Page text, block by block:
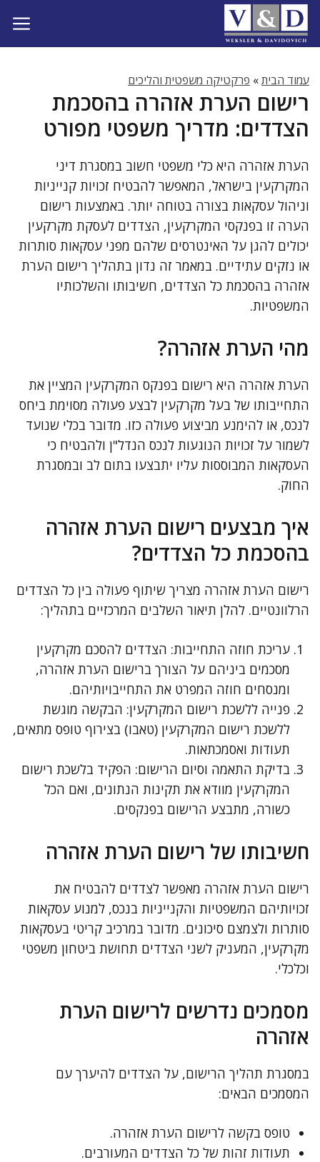
לדלג
לתוכן
עמוד הבית» פרקטיקה משפטית והליכים
רישום הערת אזהרה בהסכמת
הצדדים: מדריך משפטי מפורט
הערת אזהרה היא כלי משפטי חשוב במסגרת דיני
המקרקעין בישראל, המאפשר להבטיח זכויות קנייניות
וניהול עסקאות בצורה בטוחה יותר. באמצעות רישום
הערה זו בפנקסי המקרקעין, הצדדים לעסקת מקרקעין
יכולים להגן על האינטרסים שלהם מפני עסקאות סותרות
או נזקים עתידיים. במאמר זה נדון בתהליך רישום הערת
אזהרה בהסכמת כל הצדדים, חשיבותו והשלכותיו
המשפטיות.
מהי הערת אזהרה?
הערת אזהרה היא רישום בפנקס המקרקעין המציין את
התחייבותו של בעל מקרקעין לבצע פעולה מסוימת ביחס
לנכס, או להימנע מביצוע פעולה כזו. מדובר בכלי שנועד
לשמור על זכויות הנוגעות לנכס הנדל"ן ולהבטיח כי
העסקאות המבוססות עליו יתבצעו בתום לב ובמסגרת
החוק.
איך מבצעים רישום הערת אזהרה
בהסכמת כל הצדדים?
רישום הערת אזהרה מצריך שיתוף פעולה בין כל הצדדים
הרלוונטיים. להלן תיאור השלבים המרכזיים בתהליך:
עריכת חוזה התחייבות: הצדדים להסכם מקרקעין
מסכמים ביניהם על הצורך ברישום הערת אזהרה,
ומנסחים חוזה המפרט את התחייבויותיהם.
פנייה ללשכת רישום המקרקעין: הבקשה מוגשת
ללשכת רישום המקרקעין (טאבו) בצירוף טופס מתאים,
תעודות ואסמכתאות.
בדיקת התאמה וסיום הרישום: הפקיד בלשכת רישום
המקרקעין מוודא את תקינות הנתונים, ואם הכל
כשורה, מתבצע הרישום בפנקסים.
חשיבותו של רישום הערת אזהרה
רישום הערת אזהרה מאפשר לצדדים להבטיח את
זכויותיהם המשפטיות והקנייניות בנכס, למנוע עסקאות
סותרות ולצמצם סיכונים. מדובר במרכיב קריטי בעסקאות
מקרקעין, המעניק לשני הצדדים תחושת ביטחון משפטי
וכלכלי.
מסמכים נדרשים לרישום הערת
אזהרה
במסגרת תהליך הרישום, על הצדדים להיערך עם
המסמכים הבאים:
טופס בקשה לרישום הערת אזהרה.
תעודות זהות של כל הצדדים המעורבים.